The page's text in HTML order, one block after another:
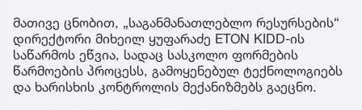
მათივე ცნობით, „საგანმანათლებლო რესურსების“
დირექტორი მიხეილ ყუფარაძე ETON KIDD-ის
საწარმოს ეწვია, სადაც სასკოლო ფორმების
წარმოების პროცესს, გამოყენებულ ტექნოლოგიებს
და ხარისხის კონტროლის მექანიზმებს გაეცნო.